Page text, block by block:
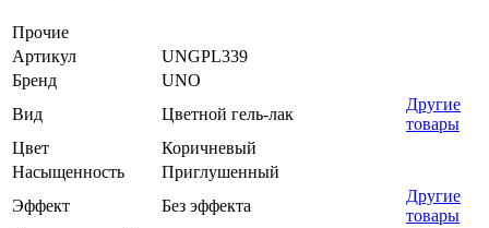
Прочие
Артикул
UNGPL339
Бренд
UNO
Вид
Цветной гель-лак
Другие
товары
Цвет
Коричневый
Насыщенность
Приглушенный
Эффект
Без эффекта
Другие
товары